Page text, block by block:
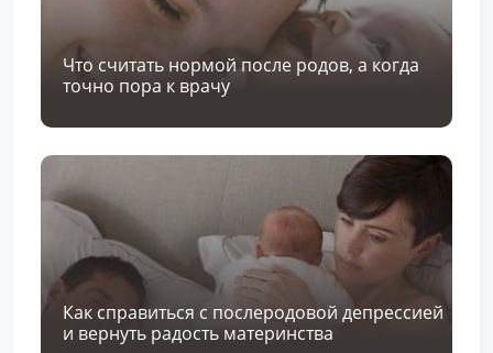
Что считать нормой после родов, а когда
точно пора к врачу
Как справиться с послеродовой депрессией
и вернуть радость материнства